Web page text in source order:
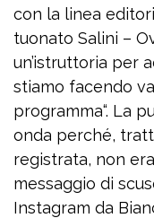
con la linea
tuonato Salini –
un’istruttoria per
stiamo facendo
programma“. La
onda perché,
registrata, non
messaggio di
Instagram da